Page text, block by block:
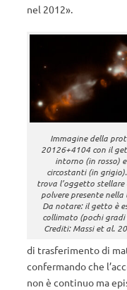
nel 2012».
Immagine della
20126+4104 con il
intorno (in rosso)
circostanti (in
trova l’oggetto
polvere presente
Da notare: il getto è
collimato (pochi
Crediti: Massi et al.
di trasferimento di
confermando che
non è continuo ma